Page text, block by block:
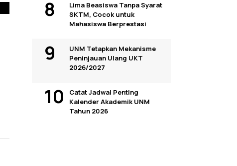
Lima Beasiswa Tanpa Syarat
SKTM, Cocok untuk
Mahasiswa Berprestasi
UNM Tetapkan Mekanisme
Peninjauan Ulang UKT
2026/2027
Catat Jadwal Penting
Kalender Akademik UNM
Tahun 2026